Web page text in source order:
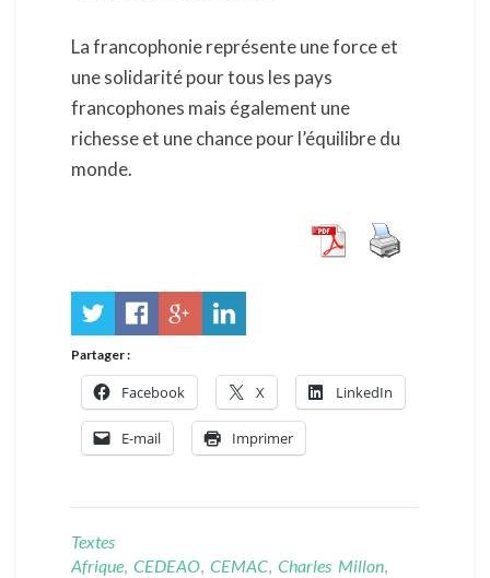
La francophonie représente une force et
une solidarité pour tous les pays
francophones mais également une
richesse et une chance pour l’équilibre du
monde.
Partager :
Facebook X LinkedIn
E-mail Imprimer
Textes
Afrique, CEDEAO, CEMAC, Charles Millon,